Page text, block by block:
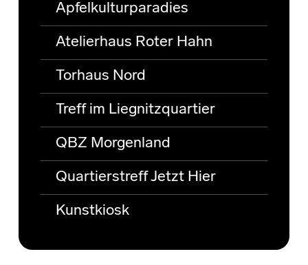
Apfelkulturparadies
Atelierhaus Roter Hahn
Torhaus Nord
Treff im Liegnitzquartier
QBZ Morgenland
Quartierstreff Jetzt Hier
Kunstkiosk